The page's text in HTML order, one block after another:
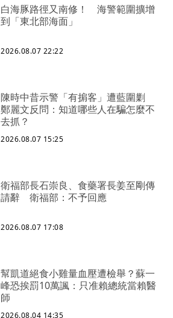
白海豚路徑又南修！ 海警範圍擴增
到「東北部海面」
2026.08.07 22:22
陳時中昔示警「有掮客」遭藍圍剿
鄭麗文反問：知道哪些人在騙怎麼不
去抓？
2026.08.07 15:25
衛福部長石崇良、食藥署長姜至剛傳
請辭 衛福部：不予回應
2026.08.07 17:08
幫凱道絕食小雞量血壓遭檢舉？蘇一
峰恐挨罰10萬諷：只准賴總統當賴醫
師
2026.08.04 14:35